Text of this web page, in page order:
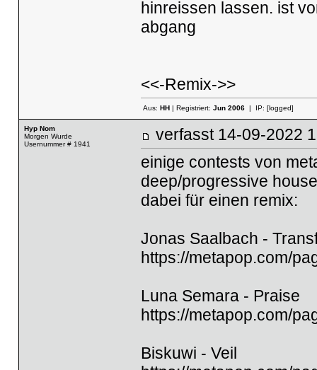
hinreissen lassen. ist
abgang
<<-Remix->>
Aus: HH| Registriert: Jun 2006| IP: [logged]
Hyp Nom
Morgen Wurde
Usernummer # 1941
verfasst 14-09-
einige contests von
deep/progressive
dabei für einen remix:
Jonas Saalbach -
https://metapop.com/
Luna Semara - Praise
https://metapop.com/
Biskuwi - Veil